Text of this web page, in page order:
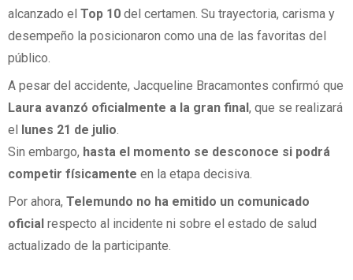
alcanzado el Top 10 del certamen. Su trayectoria, carisma y
desempeño la posicionaron como una de las favoritas del
público.
A pesar del accidente, Jacqueline Bracamontes confirmó que
Laura avanzó oficialmente a la gran final, que se realizará
el lunes 21 de julio.
Sin embargo, hasta el momento se desconoce si podrá
competir físicamente en la etapa decisiva.
Por ahora, Telemundo no ha emitido un comunicado
oficial respecto al incidente ni sobre el estado de salud
actualizado de la participante.